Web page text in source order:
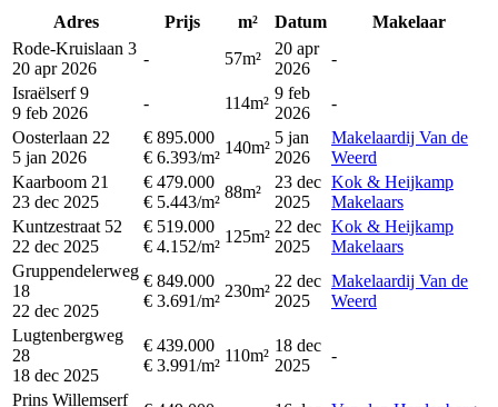
Adres Prijs m² Datum
Makelaar
Rode-Kruislaan 3
20 apr 2026
- 57m²
20 apr
2026
-
Israëlserf 9
9 feb 2026
- 114m²
9 feb
2026
-
Oosterlaan 22
5 jan 2026
€ 895.000
€ 6.393/m²
140m²
5 jan
2026
Makelaardij Van de
Weerd
Kaarboom 21
23 dec 2025
€ 479.000
€ 5.443/m²
88m²
23 dec
2025
Kok & Heijkamp
Makelaars
Kuntzestraat 52
22 dec 2025
€ 519.000
€ 4.152/m²
125m²
22 dec
2025
Kok & Heijkamp
Makelaars
Gruppendelerweg
18
22 dec 2025
€ 849.000
€ 3.691/m²
230m²
22 dec
2025
Makelaardij Van de
Weerd
Lugtenbergweg
28
18 dec 2025
€ 439.000
€ 3.991/m²
110m²
18 dec
2025
-
Prins Willemserf